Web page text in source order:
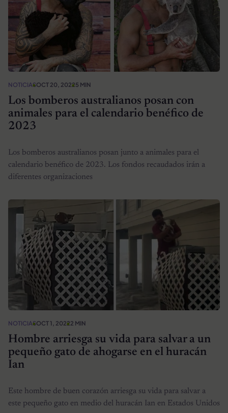
NOTICIASOCT 20, 20225 MIN
Los bomberos australianos posan con
animales para el calendario benéfico de
2023
Los bomberos australianos posan junto a animales para el
calendario benéfico de 2023. Los fondos recaudados irán a
diferentes organizaciones
NOTICIASOCT 1, 20222 MIN
Hombre arriesga su vida para salvar a un
pequeño gato de ahogarse en el huracán
Ian
Este hombre de buen corazón arriesga su vida para salvar a
este pequeño gato en medio del huracán Ian en Estados Unidos